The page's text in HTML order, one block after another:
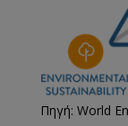
Πηγή: World